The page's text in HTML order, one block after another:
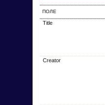
ПОЛЕ
Title
Creator